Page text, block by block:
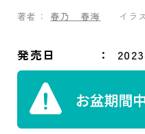
著者： 春乃 春海 イラ
発売日